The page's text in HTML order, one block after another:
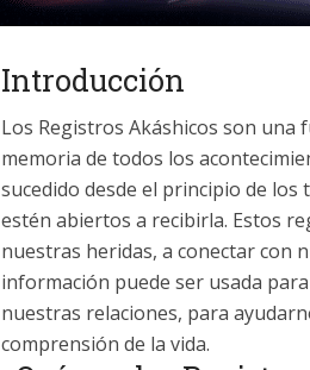
Introducción
Los Registros Akáshicos son
memoria de todos los
sucedido desde el principio de
estén abiertos a recibirla. Estos
nuestras heridas, a conectar con
información puede ser usada
nuestras relaciones, para
comprensión de la vida.